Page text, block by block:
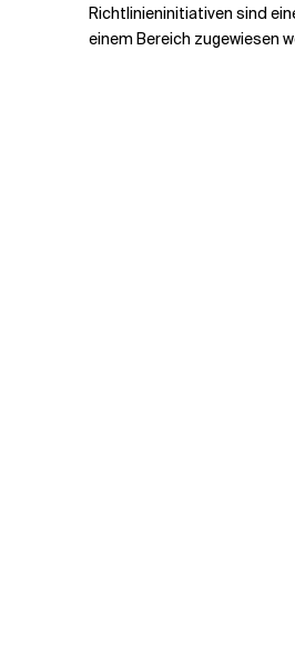
Richtlinieninitiativen sind
einem Bereich zugewiesen